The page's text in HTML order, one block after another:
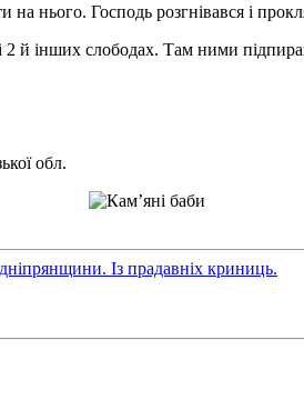
нього. Господь розгнівався і
2 й інших слободах. Там ними
обл.
Із прадавніх криниць.